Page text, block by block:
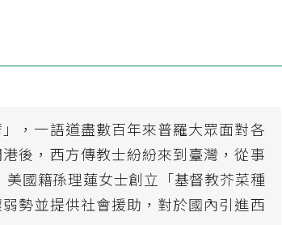
，一語道盡數百年來普羅大眾面對各
後，西方傳教士紛紛來到臺灣，從事
國籍孫理蓮女士創立「基督教芥菜種
勢並提供社會援助，對於國內引進西